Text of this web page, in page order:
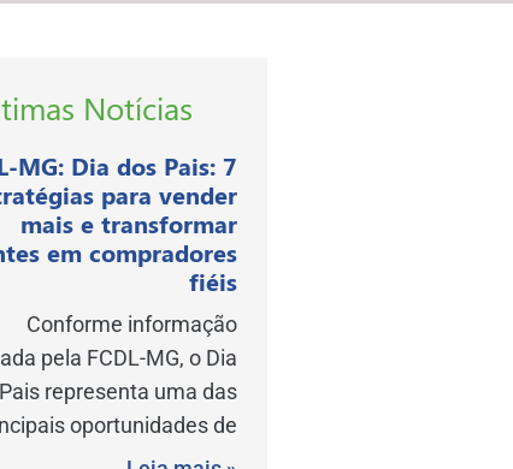
Notícias
MG: Dia dos Pais: 7
para vender
mais e transformar
em compradores
fiéis
Conforme informação
pela FCDL-MG, o Dia
representa uma das
oportunidades de